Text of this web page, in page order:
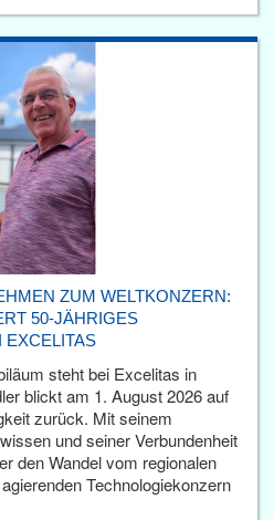
ZUM WELTKONZERN:
50-JÄHRIGES
EXCELITAS
steht bei Excelitas in
blickt am 1. August 2026 auf
zurück. Mit seinem
und seiner Verbundenheit
den Wandel vom regionalen
Technologiekonzern